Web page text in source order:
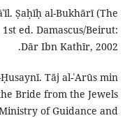
Ṣaḥīḥ al-Bukhārī (The
ed. Damascus/Beirut:
Dār Ibn Kathīr, 2002.
Tāj al-ʿArūs min
Bride from the Jewels
of Guidance and